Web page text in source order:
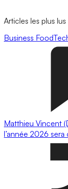
Articles les plus lus
Business
Matthieu Vincent
l’année 2026 sera